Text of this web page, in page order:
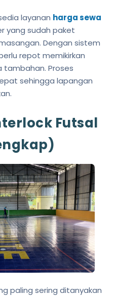
layanan harga sewa
yang sudah paket
Dengan sistem
repot memikirkan
Proses
sehingga lapangan
Futsal
paling sering ditanyakan